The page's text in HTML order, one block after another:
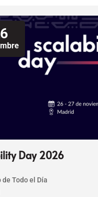
Day 2026
de Todo el Día